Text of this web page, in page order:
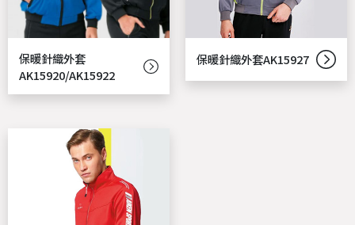
保暖針織外套
AK15920/AK15922
保暖針織外套AK15927